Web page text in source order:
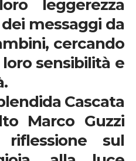
leggerezza
messaggi da
cercando
sensibilità e
Cascata
Marco Guzzi
sul